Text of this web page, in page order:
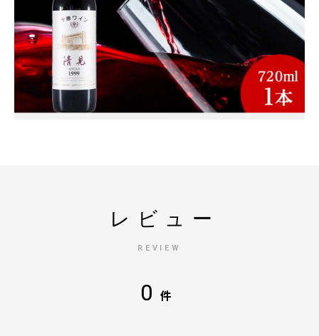
レビュー
REVIEW
0 件